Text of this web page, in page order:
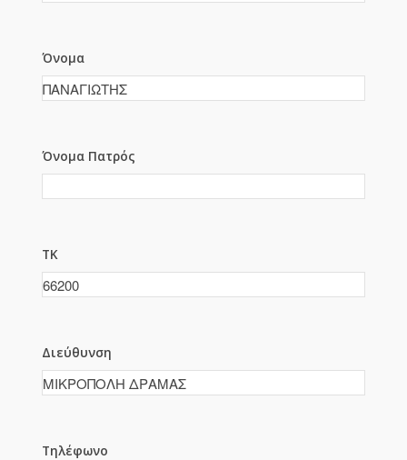
Όνομα
Όνομα Πατρός
ΤΚ
Διεύθυνση
Τηλέφωνο